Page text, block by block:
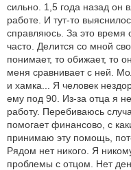
сильно. 1,5 года назад он
работе. И тут-то
справляюсь. За это время
часто. Делится со мной
понимает, то обижает, то
меня сравнивает с ней.
и хамка... Я человек
ему под 90. Из-за отца я
работу. Перебиваюсь
помогает финансово, с
принимаю эту помощь,
Рядом нет никого. Я
проблемы с отцом. Нет